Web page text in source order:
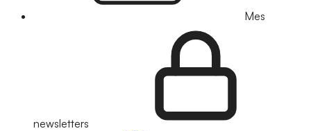
Mes
newsletters